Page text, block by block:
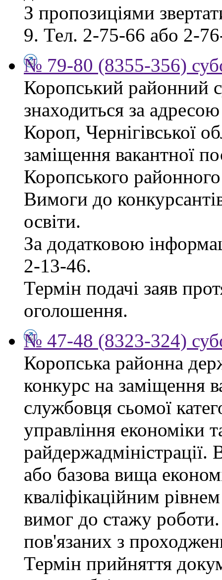
З пропозиціями
9. Тел. 2-75-66 або 2-
№ 79-80 (8355-356)
Коропський районний
знаходиться за
Короп, Чернігівської
заміщення вакантної
Коропського
Вимоги до
освіти.
За додатковою
2-13-46.
Термін подачі заяв
оголошення.
№ 47-48 (8323-324)
Коропська районна
конкурс на заміщення
службовця сьомої
управління економіки
або базова вища
кваліфікаційним
вимог до стажу
пов'язаних з
Термін прийняття